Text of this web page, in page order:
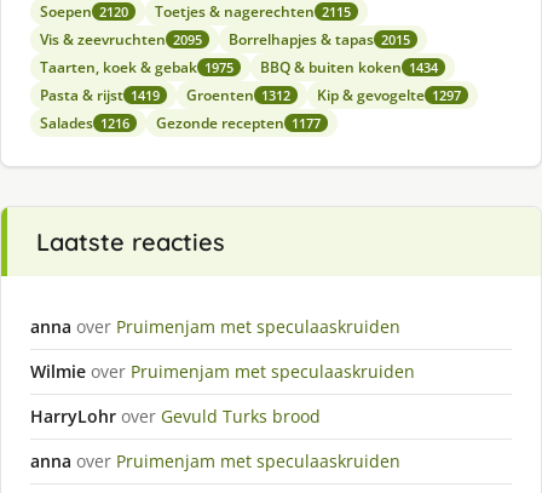
Soepen 2120 Toetjes & nagerechten 2115
Vis & zeevruchten 2095 Borrelhapjes & tapas 2015
Taarten, koek & gebak 1975 BBQ & buiten koken 1434
Pasta & rijst 1419 Groenten 1312 Kip & gevogelte 1297
Salades 1216 Gezonde recepten 1177
Laatste reacties
anna over Pruimenjam met speculaaskruiden
Wilmie over Pruimenjam met speculaaskruiden
HarryLohr over Gevuld Turks brood
anna over Pruimenjam met speculaaskruiden